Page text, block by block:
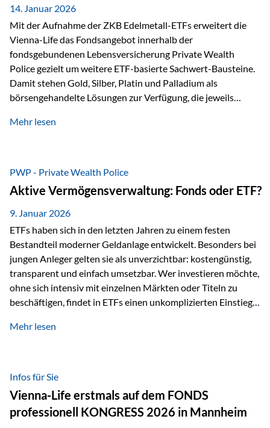
breit ab, ohne die…
14. Januar 2026
Mit der Aufnahme der ZKB Edelmetall-ETFs erweitert die
Vienna-Life das Fondsangebot innerhalb der
fondsgebundenen Lebensversicherung Private Wealth
Police gezielt um weitere ETF-basierte Sachwert-Bausteine.
Damit stehen Gold, Silber, Platin und Palladium als
börsengehandelte Lösungen zur Verfügung, die jeweils
dabei nicht auf einzelnen Marktmeinungen, sondern auf
Inflationsrobustheit und Stabilisierung – eingebettet in eine
liechtensteinische Versicherungsstruktur. Die
Sicherheitsarchitektur: Liechtenstein als Strukturprinzip Die
Private Wealth Police positioniert sich mit einer dreistufigen
Sicherheitsarchitektur, die auf mehreren Ebenen ansetzt:
Stufe 1: Versicherer-Ebene • Versicherung mit…
Mehr lesen
PWP - Private Wealth Police
Aktive Vermögensverwaltung: Fonds oder ETF?
9. Januar 2026
ETFs haben sich in den letzten Jahren zu einem festen
Bestandteil moderner Geldanlage entwickelt. Besonders bei
jungen Anleger gelten sie als unverzichtbar: kostengünstig,
transparent und einfach umsetzbar. Wer investieren möchte,
ohne sich intensiv mit einzelnen Märkten oder Titeln zu
beschäftigen, findet in ETFs einen unkomplizierten Einstieg
werden häufig kritisch betrachtet. Sie gelten als teurer,
Beide Ansätze haben ihre Berechtigung und ihre Stärken
entfalten sie oft gerade in Kombination. ETFs: Effizient, breit
gestreut und klar strukturiert…
Mehr lesen
Infos für Sie
Vienna-Life erstmals auf dem FONDS
professionell KONGRESS 2026 in Mannheim